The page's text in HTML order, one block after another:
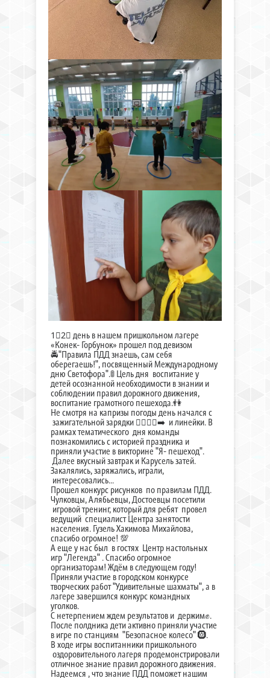
1⃣2⃣ день в нашем пришкольном лагере
«Конек- Горбунок» прошел под девизом
🚔"Правила ПДД знаешь, сам себя
оберегаешь!", посвященный Международному
дню Светофора".🚦 Цель дня воспитание у
детей осознанной необходимости в знании и
соблюдении правил дорожного движения,
воспитание грамотного пешехода.👫
Не смотря на капризы погоды день начался с
зажигательной зарядки 🏃‍♂🏃‍♀‍➡️ и линейки. В
рамках тематического дня команды
познакомились с историей праздника и
приняли участие в викторине "Я- пешеход".
Далее вкусный завтрак и Карусель затей.
Закалялись, заряжались, играли,
интересовались...
Прошел конкурс рисунков по правилам ПДД.
Чулковцы, Алябьевцы, Достоевцы посетили
игровой тренинг, который для ребят провел
ведущий специалист Центра занятости
населения. Гузель Хакимова Михайлова,
спасибо огромное! 💯
А еще у нас был в гостях Центр настольных
игр "Легенда" . Спасибо огромное
организаторам! Ждём в следующем году!
Приняли участие в городском конкурсе
творческих работ "Удивительные шахматы", а в
лагере завершился конкурс командных
уголков.
С нетерпением ждем результатов и держим✊.
После полдника дети активно приняли участие
в игре по станциям "Безопасное колесо" 🛞.
В ходе игры воспитанники пришкольного
оздоровительного лагеря продемонстрировали
отличное знание правил дорожного движения.
Надеемся , что знание ПДД поможет нашим